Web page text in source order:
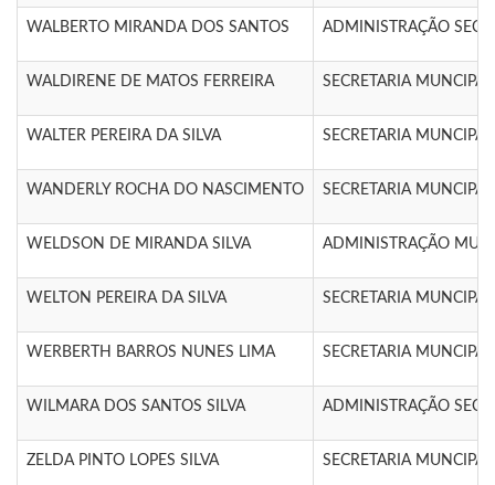
WALBERTO MIRANDA DOS SANTOS ADMINISTRAÇÃO SEC
WALDIRENE DE MATOS FERREIRA SECRETARIA
WALTER PEREIRA DA SILVA SECRETARIA
WANDERLY ROCHA DO NASCIMENTO SECRETARIA
WELDSON DE MIRANDA SILVA ADMINISTRAÇÃO MUN
WELTON PEREIRA DA SILVA SECRETARIA
WERBERTH BARROS NUNES LIMA SECRETARIA
WILMARA DOS SANTOS SILVA ADMINISTRAÇÃO SEC
ZELDA PINTO LOPES SILVA SECRETARIA